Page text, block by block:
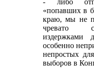
- либо
«попавших в
краю, мы не
чревато
издержками
особенно
непростых
выборов в